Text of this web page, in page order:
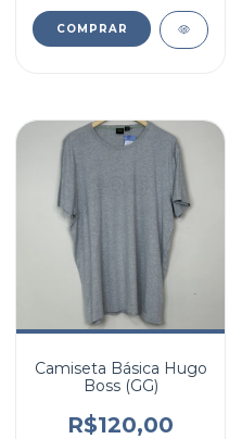
COMPRAR
Camiseta Básica Hugo
Boss (GG)
R$120,00